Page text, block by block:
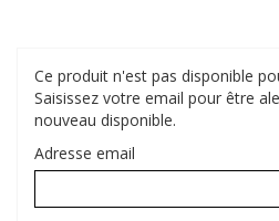
Ce produit n'est pas disponible
Saisissez votre email pour être
nouveau disponible.
Adresse email